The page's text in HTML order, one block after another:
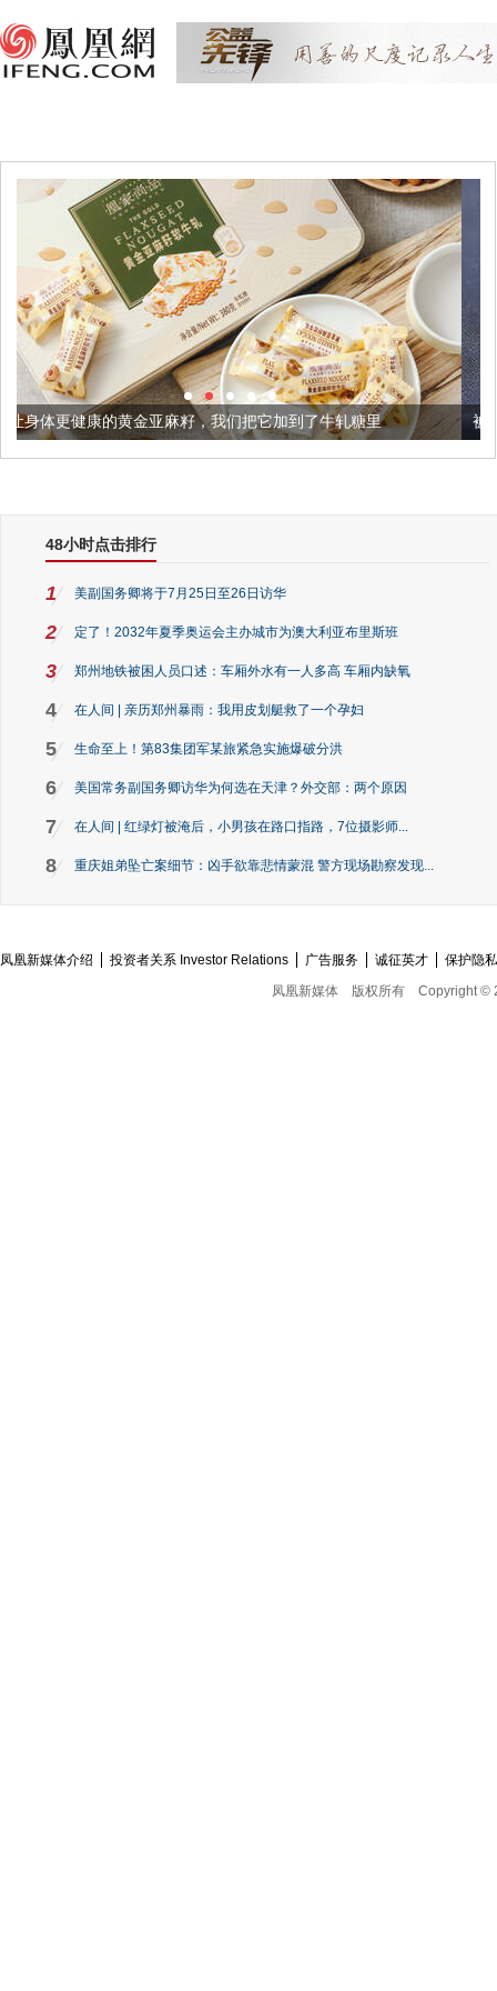
麻籽，我们把它加到了牛轧糖里 被列入佛家七宝的它到
48小时点击排行
1 美副国务卿将于7月25日至26日访华
2 定了！2032年夏季奥运会主办城市为澳大利亚布里斯班
3 郑州地铁被困人员口述：车厢外水有一人多高 车厢内缺氧
4 在人间 | 亲历郑州暴雨：我用皮划艇救了一个孕妇
5 生命至上！第83集团军某旅紧急实施爆破分洪
6 美国常务副国务卿访华为何选在天津？外交部：两个原因
7 在人间 | 红绿灯被淹后，小男孩在路口指路，7位摄影师...
8 重庆姐弟坠亡案细节：凶手欲靠悲情蒙混 警方现场勘察发现...
凤凰新媒体介绍 投资者关系 Investor Relations 广告服务 诚征英才
保护隐
凤凰新媒体
版权所有 Copyright ©